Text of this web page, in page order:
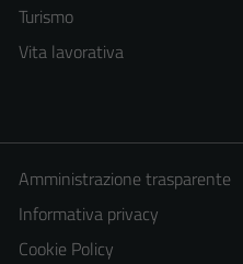
Turismo
Vita lavorativa
Amministrazione trasparente
Informativa privacy
Cookie Policy